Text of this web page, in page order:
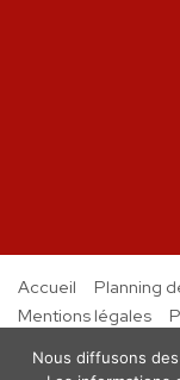
Accueil Planning
Mentions légales
Nous diffusons